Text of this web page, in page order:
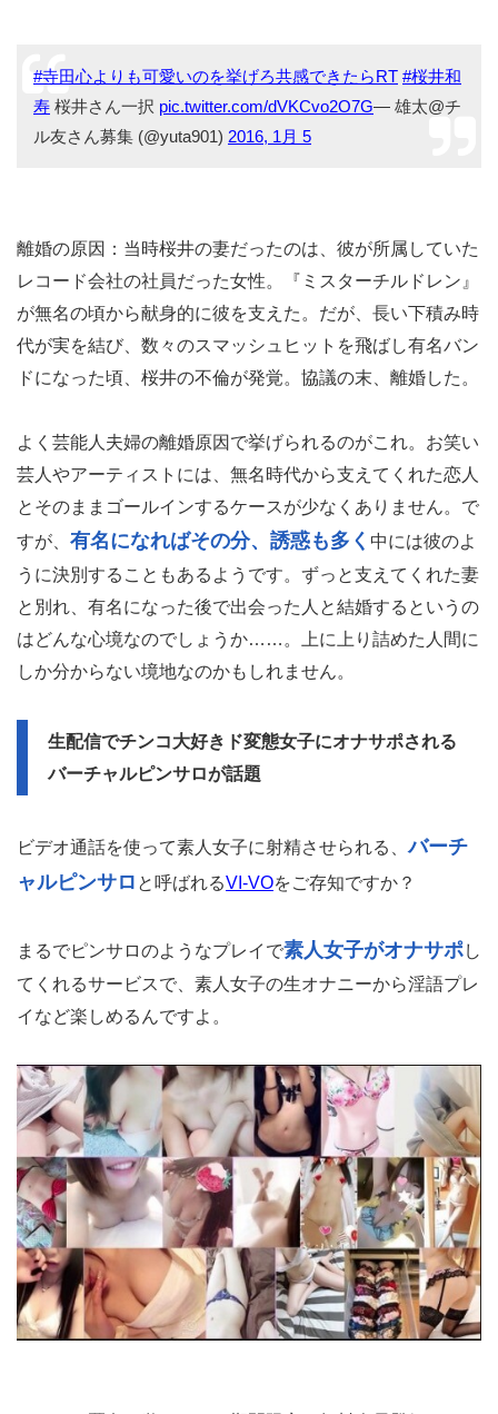
#寺田心よりも可愛いのを挙げろ共感できたらRT #桜井和
寿 桜井さん一択 pic.twitter.com/dVKCvo2O7G— 雄太@チ
ル友さん募集 (@yuta901) 2016, 1月 5
離婚の原因：当時桜井の妻だったのは、彼が所属していた
レコード会社の社員だった女性。『ミスターチルドレン』
が無名の頃から献身的に彼を支えた。だが、長い下積み時
代が実を結び、数々のスマッシュヒットを飛ばし有名バン
ドになった頃、桜井の不倫が発覚。協議の末、離婚した。
よく芸能人夫婦の離婚原因で挙げられるのがこれ。お笑い
芸人やアーティストには、無名時代から支えてくれた恋人
とそのままゴールインするケースが少なくありません。で
すが、 有名になればその分、誘惑も多く 中には彼のよ
うに決別することもあるようです。ずっと支えてくれた妻
と別れ、有名になった後で出会った人と結婚するというの
はどんな心境なのでしょうか……。上に上り詰めた人間に
しか分からない境地なのかもしれません。
生配信でチンコ大好きド変態女子にオナサポされる
バーチャルピンサロが話題
ビデオ通話を使って素人女子に射精させられる、バーチ
ャルピンサロ と呼ばれるVI-VOをご存知ですか？
まるでピンサロのようなプレイで素人女子がオナサポし
てくれるサービスで、素人女子の生オナニーから淫語プレ
イなど楽しめるんですよ。